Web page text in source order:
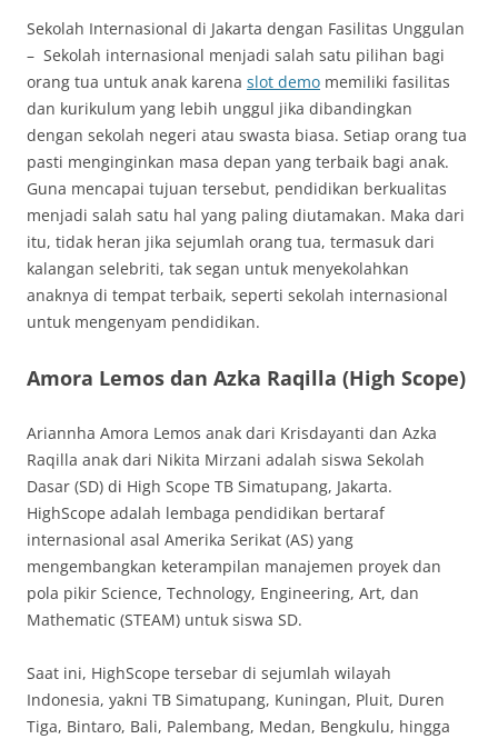
Sekolah Internasional di Jakarta dengan Fasilitas Unggulan
– Sekolah internasional menjadi salah satu pilihan bagi
orang tua untuk anak karena slot demo memiliki fasilitas
dan kurikulum yang lebih unggul jika dibandingkan
dengan sekolah negeri atau swasta biasa. Setiap orang tua
pasti menginginkan masa depan yang terbaik bagi anak.
Guna mencapai tujuan tersebut, pendidikan berkualitas
menjadi salah satu hal yang paling diutamakan. Maka dari
itu, tidak heran jika sejumlah orang tua, termasuk dari
kalangan selebriti, tak segan untuk menyekolahkan
anaknya di tempat terbaik, seperti sekolah internasional
untuk mengenyam pendidikan.
Amora Lemos dan Azka Raqilla (High Scope)
Ariannha Amora Lemos anak dari Krisdayanti dan Azka
Raqilla anak dari Nikita Mirzani adalah siswa Sekolah
Dasar (SD) di High Scope TB Simatupang, Jakarta.
HighScope adalah lembaga pendidikan bertaraf
internasional asal Amerika Serikat (AS) yang
mengembangkan keterampilan manajemen proyek dan
pola pikir Science, Technology, Engineering, Art, dan
Mathematic (STEAM) untuk siswa SD.
Saat ini, HighScope tersebar di sejumlah wilayah
Indonesia, yakni TB Simatupang, Kuningan, Pluit, Duren
Tiga, Bintaro, Bali, Palembang, Medan, Bengkulu, hingga